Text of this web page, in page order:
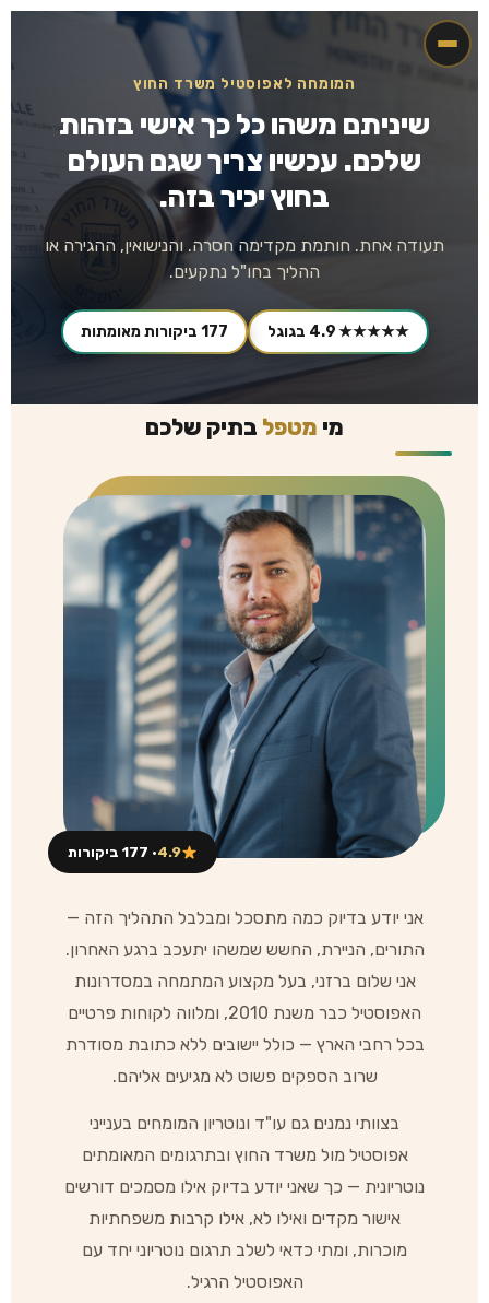
המומחה לאפוסטיל משרד החוץ
שיניתם משהו כל כך אישי בזהות
שלכם. עכשיו צריך שגם העולם
בחוץ יכיר בזה.
תעודה אחת. חותמת מקדימה חסרה. והנישואין, ההגירה או
ההליך בחו"ל נתקעים.
★★★★★ 4.9 בגוגל 177 ביקורות מאומתות
מי מטפל בתיק שלכם
4.9· 177 ביקורות
אני יודע בדיוק כמה מתסכל ומבלבל התהליך הזה —
התורים, הניירת, החשש שמשהו יתעכב ברגע האחרון.
אני שלום ברזני, בעל מקצוע המתמחה במסדרונות
האפוסטיל כבר משנת 2010, ומלווה לקוחות פרטיים
בכל רחבי הארץ — כולל יישובים ללא כתובת מסודרת
שרוב הספקים פשוט לא מגיעים אליהם.
בצוותי נמנים גם עו"ד ונוטריון המומחים בענייני
אפוסטיל מול משרד החוץ ובתרגומים המאומתים
נוטריונית — כך שאני יודע בדיוק אילו מסמכים דורשים
אישור מקדים ואילו לא, אילו קרבות משפחתיות
מוכרות, ומתי כדאי לשלב תרגום נוטריוני יחד עם
האפוסטיל הרגיל.